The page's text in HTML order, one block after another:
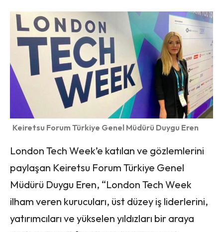
Keiretsu Forum Türkiye Genel Müdürü Duygu Eren
London Tech Week’e katılan ve gözlemlerini
paylaşan Keiretsu Forum Türkiye Genel
Müdürü Duygu Eren, “London Tech Week
ilham veren kurucuları, üst düzey iş liderlerini,
yatırımcıları ve yükselen yıldızları bir araya